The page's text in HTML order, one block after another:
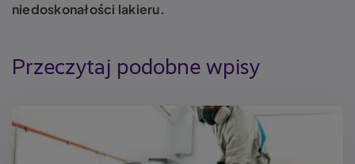
niedoskonałości lakieru.
Przeczytaj podobne wpisy